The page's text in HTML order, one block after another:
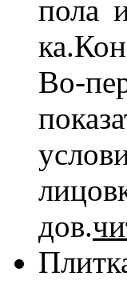
по­ла
Во-
дов.